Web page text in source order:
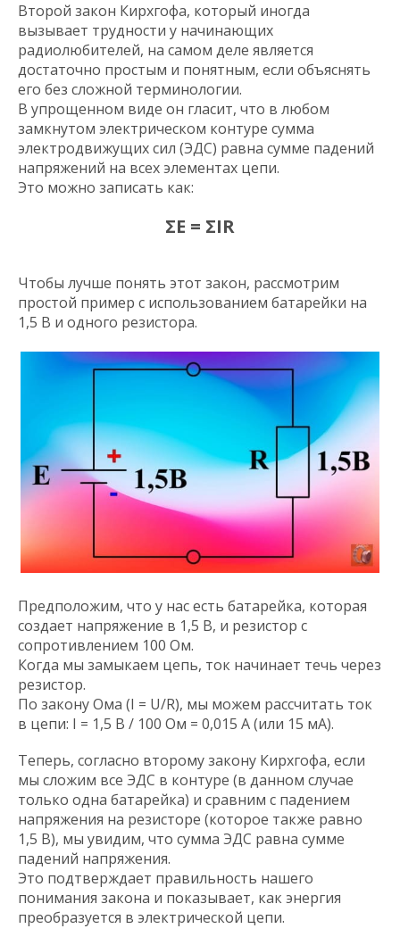
Второй закон Кирхгофа, который иногда
вызывает трудности у начинающих
радиолюбителей, на самом деле является
достаточно простым и понятным, если объяснять
его без сложной терминологии.
В упрощенном виде он гласит, что в любом
замкнутом электрическом контуре сумма
электродвижущих сил (ЭДС) равна сумме падений
напряжений на всех элементах цепи.
Это можно записать как:
ΣE = ΣIR
Чтобы лучше понять этот закон, рассмотрим
простой пример с использованием батарейки на
1,5 В и одного резистора.
Предположим, что у нас есть батарейка, которая
создает напряжение в 1,5 В, и резистор с
сопротивлением 100 Ом.
Когда мы замыкаем цепь, ток начинает течь через
резистор.
По закону Ома (I = U/R), мы можем рассчитать ток
в цепи: I = 1,5 В / 100 Ом = 0,015 А (или 15 мА).
Теперь, согласно второму закону Кирхгофа, если
мы сложим все ЭДС в контуре (в данном случае
только одна батарейка) и сравним с падением
напряжения на резисторе (которое также равно
1,5 В), мы увидим, что сумма ЭДС равна сумме
падений напряжения.
Это подтверждает правильность нашего
понимания закона и показывает, как энергия
преобразуется в электрической цепи.